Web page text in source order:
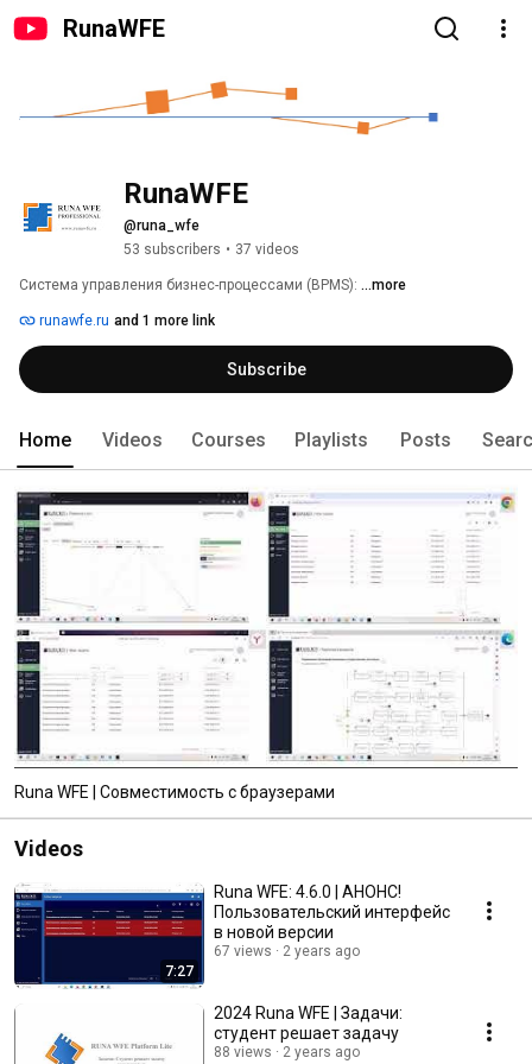
RunaWFE
RunaWFE
@runa_wfe
53 subscribers • 37 videos
Система управления бизнес-процессами (BPMS): ...more
runawfe.ru and 1 more link
Subscribe
Home Videos Courses Playlists Posts
Runa WFE | Совместимость с браузерами
Videos
7:27
Runa WFE: 4.6.0 | АНОНС!
Пользовательский интерфейс
в новой версии
67 views 2 years ago
2024 Runa WFE | Задачи:
студент решает задачу
88 views 2 years ago